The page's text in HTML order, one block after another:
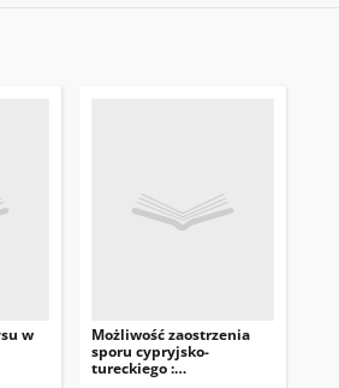
w
Możliwość zaostrzenia
sporu cypryjsko-
tureckiego :